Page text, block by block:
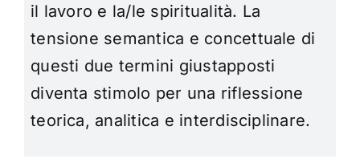
il lavoro e la/le spiritualità. La
tensione semantica e concettuale di
questi due termini giustapposti
diventa stimolo per una riflessione
teorica, analitica e interdisciplinare.